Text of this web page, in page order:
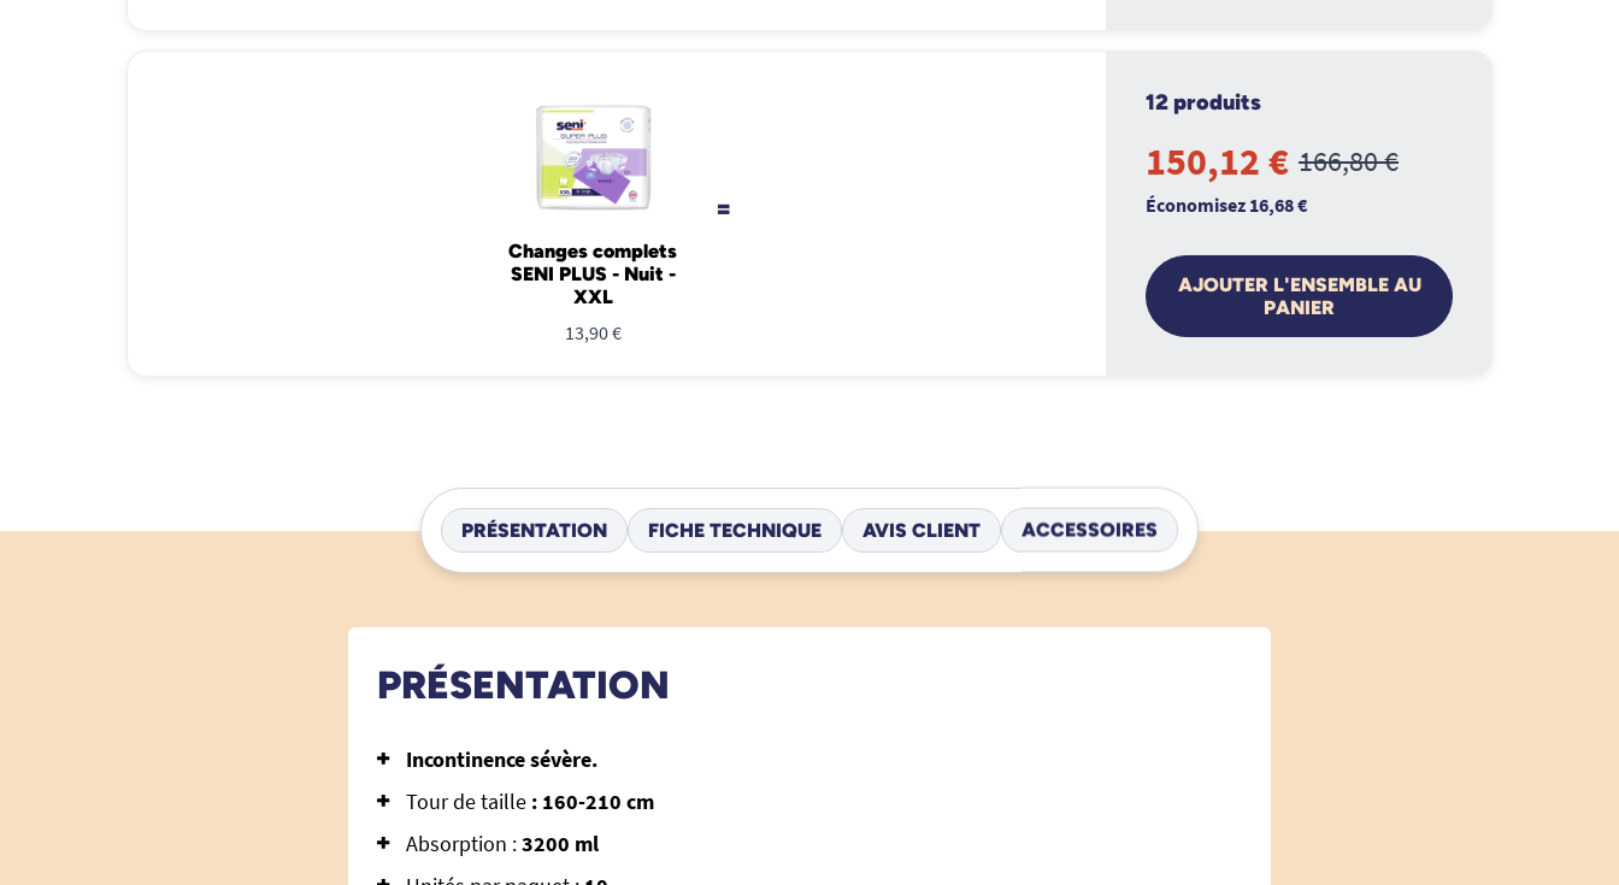
Changes complets
SENI PLUS - Nuit -
XXL
13,90 €
=
12 produits
150,12 € 166,80 €
Économisez 16,68 €
AJOUTER L'ENSEMBLE AU
PANIER
PRÉSENTATION FICHE TECHNIQUE AVIS CLIENT ACCESSOIRES
PRÉSENTATION
Incontinence sévère.
Tour de taille : 160-210 cm
Absorption :3200 ml